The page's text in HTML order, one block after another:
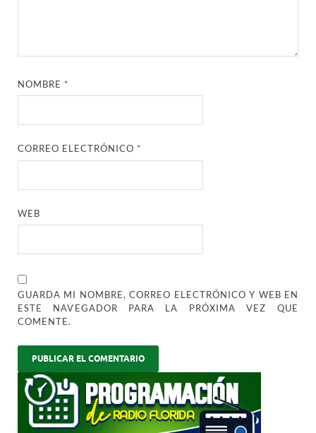
NOMBRE*
CORREO ELECTRÓNICO*
WEB
GUARDA MI NOMBRE, CORREO ELECTRÓNICO Y WEB EN
ESTE NAVEGADOR PARA LA PRÓXIMA VEZ QUE
COMENTE.